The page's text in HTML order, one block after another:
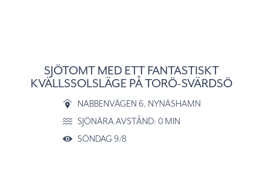
SJÖTOMT MED ETT FANTASTISKT
KVÄLLSSOLSLÄGE PÅ TORÖ-SVÄRDSÖ
NABBENVÄGEN 6, NYNÄSHAMN
SJÖNÄRA AVSTÅND: 0 MIN
SÖNDAG 9/8